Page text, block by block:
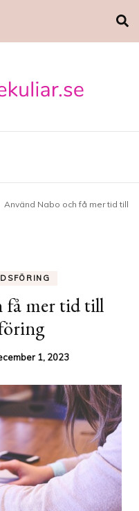
Använd Nabo och få mer tid till
få mer tid till
1, 2023